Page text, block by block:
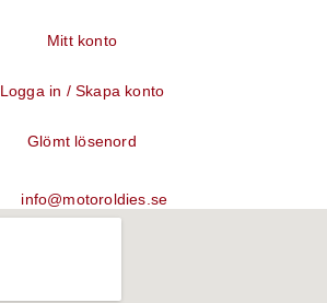
Mitt konto
Logga in / Skapa konto
Glömt lösenord
info@motoroldies.se